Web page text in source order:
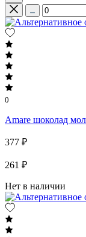
0
Amare шоколад
377 ₽
261 ₽
Нет в наличии